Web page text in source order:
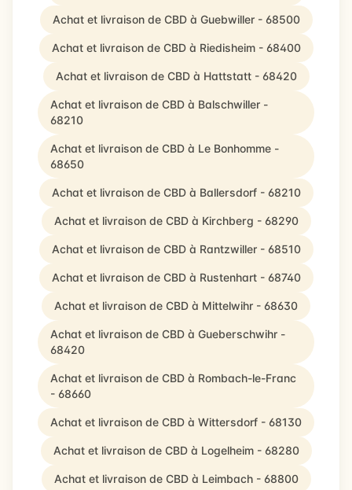
Achat et livraison de CBD à Guebwiller - 68500
Achat et livraison de CBD à Riedisheim - 68400
Achat et livraison de CBD à Hattstatt - 68420
Achat et livraison de CBD à Balschwiller -
68210
Achat et livraison de CBD à Le Bonhomme -
68650
Achat et livraison de CBD à Ballersdorf - 68210
Achat et livraison de CBD à Kirchberg - 68290
Achat et livraison de CBD à Rantzwiller - 68510
Achat et livraison de CBD à Rustenhart - 68740
Achat et livraison de CBD à Mittelwihr - 68630
Achat et livraison de CBD à Gueberschwihr -
68420
Achat et livraison de CBD à Rombach-le-Franc
- 68660
Achat et livraison de CBD à Wittersdorf - 68130
Achat et livraison de CBD à Logelheim - 68280
Achat et livraison de CBD à Leimbach - 68800